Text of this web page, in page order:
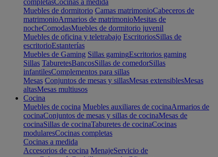
completasCocinas a medida
Muebles de dormitorio Camas matrimonioCabeceros de
matrimonioArmarios de matrimonioMesitas de
nocheComodasMuebles de dormitorio juvenil
Muebles de oficina y teletrabajo EscritoriosSillas de
escritorioEstanterías
Muebles de Gaming Sillas gamingEscritorios gaming
Sillas TaburetesBancosSillas de comedorSillas
infantilesComplementos para sillas
Mesas Conjuntos de mesas y sillasMesas extensiblesMesas
altasMesas multiusos
Cocina
Muebles de cocina Muebles auxiliares de cocinaArmarios de
cocinaConjuntos de mesas y sillas de cocinaMesas de
cocinaSillas de cocinaTaburetes de cocinaCocinas
modularesCocinas completas
Cocinas a medida
Accesorios de cocina MenajeServicio de